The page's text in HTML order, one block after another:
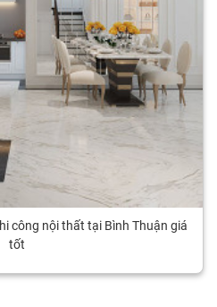
công nội thất tại Bình Thuận giá
tốt